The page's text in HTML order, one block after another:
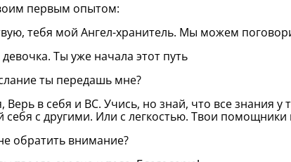
первым опытом:
тебя мой Ангел-хранитель. Мы можем
Ты уже начала этот путь
ты передашь мне?
Верь в себя и ВС. Учись, но знай, что все знания у
себя с другими. Или с легкостью. Твои помощники
обратить внимание?